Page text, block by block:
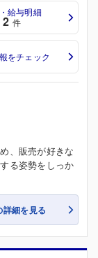
給与明細
2 件
をチェック
、販売が好きな
る姿勢をしっか
詳細を見る